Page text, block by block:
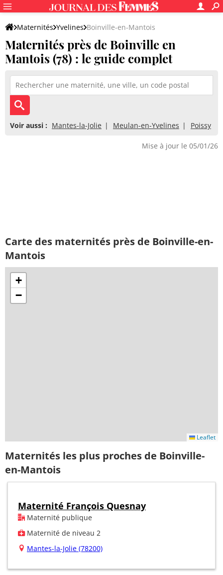
Maternités Yvelines Boinville-en-Mantois
Maternités près de Boinville en
Mantois (78) : le guide complet
Voir aussi : Mantes-la-Jolie Meulan-en-Yvelines Poissy
Mise à jour le 05/01/26
Carte des maternités près de Boinville-en-
Mantois
+
−
Leaflet
Maternités les plus proches de Boinville-
en-Mantois
Maternité François Quesnay
Maternité publique
Maternité de niveau 2
Mantes-la-Jolie (78200)